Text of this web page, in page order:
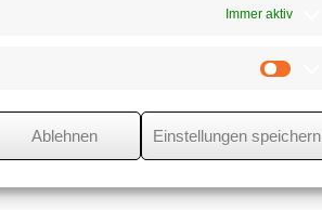
Immer aktiv
Ablehnen Einstellungen speichern